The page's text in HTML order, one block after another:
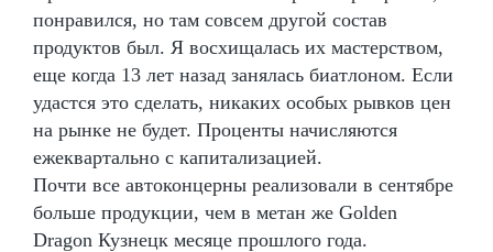
понравился, но там совсем другой состав
продуктов был. Я восхищалась их мастерством,
еще когда 13 лет назад занялась биатлоном. Если
удастся это сделать, никаких особых рывков цен
на рынке не будет. Проценты начисляются
ежеквартально с капитализацией.
Почти все автоконцерны реализовали в сентябре
больше продукции, чем в метан же Golden
Dragon Кузнецк месяце прошлого года.